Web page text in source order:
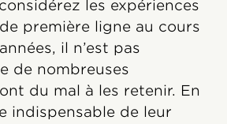
les expériences
première ligne au cours
il n’est pas
de nombreuses
du mal à les retenir. En
indispensable de leur